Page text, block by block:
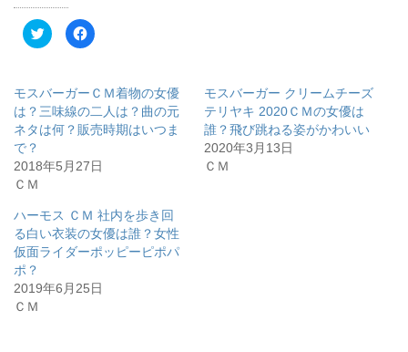
ク
リ
て
T
w
i
t
r
で
新
し
い
ウ
ィ
ド
ウ
F
a
o
k
で
共
る
に
ッ
ク
し
て
く
さ
い
モスバーガーＣＭ着物の女優
は？三味線の二人は？曲の元
ネタは何？販売時期はいつま
で？
2018年5月27日
ＣＭ
モスバーガー クリームチーズ
テリヤキ 2020ＣＭの女優は
誰？飛び跳ねる姿がかわいい
2020年3月13日
ＣＭ
ハーモス ＣＭ 社内を歩き回
る白い衣装の女優は誰？女性
仮面ライダーポッピーピポパ
ポ？
2019年6月25日
ＣＭ